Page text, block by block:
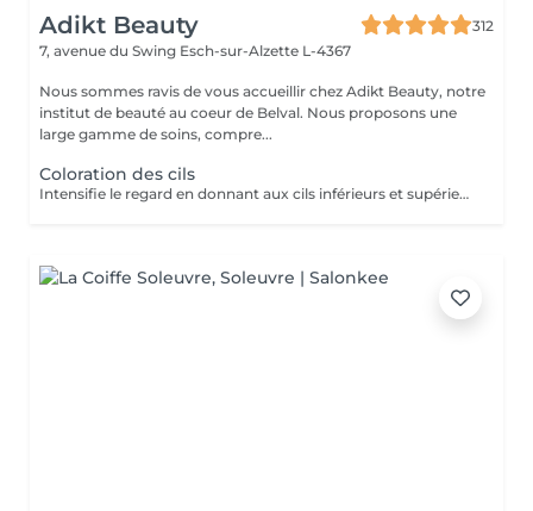
Adikt Beauty
312
7, avenue du Swing Esch-sur-Alzette L-4367
Nous sommes ravis de vous accueillir chez Adikt Beauty, notre
institut de beauté au coeur de Belval. Nous proposons une
large gamme de soins, compre...
Coloration des cils
Intensifie le regard en donnant aux cils inférieurs et supérieurs une couleur plus profonde de la racine à la pointe du cil.